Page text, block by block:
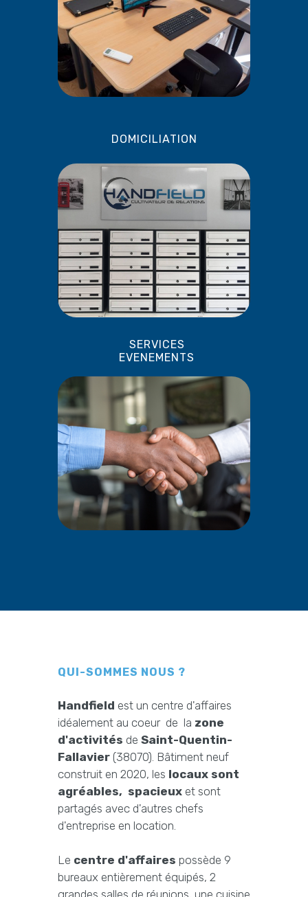
DOMICILIATION
SERVICES
EVENEMENTS
QUI-SOMMES NOUS ?
Handfield est un centre d'affaires
idéalement au coeur de la zone
d'activités de Saint-Quentin-
Fallavier (38070). Bâtiment neuf
construit en 2020, les locaux sont
agréables, spacieux et sont
partagés avec d'autres chefs
d'entreprise en location.
Le centre d'affaires possède 9
bureaux entièrement équipés, 2
grandes salles de réunions, une cuisine